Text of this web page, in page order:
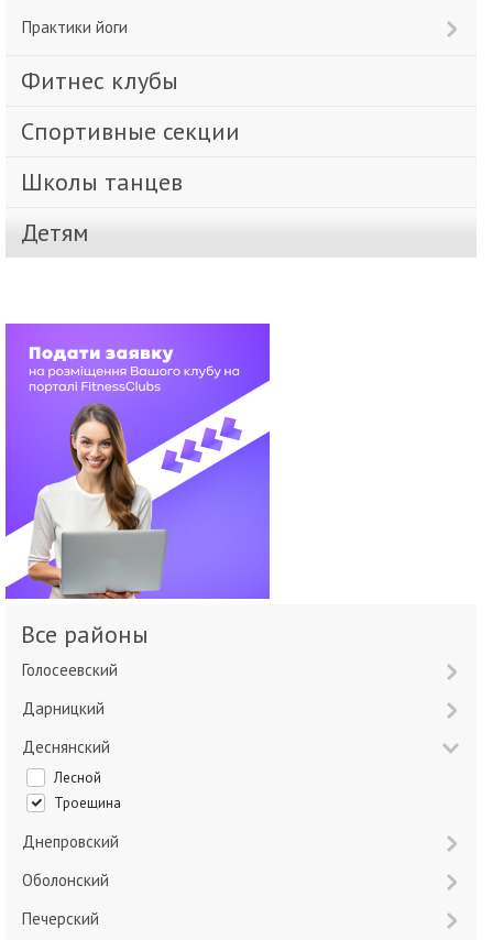
Практики йоги
Фитнес клубы
Спортивные секции
Школы танцев
Детям
Все районы
Голосеевский
Дарницкий
Деснянский
Лесной
Троещина
Днепровский
Оболонский
Печерский